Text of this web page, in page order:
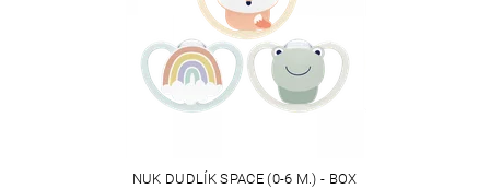
NUK DUDLÍK SPACE (0-6 M.) - BOX